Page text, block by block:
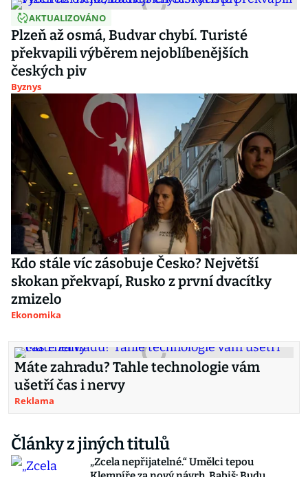
AKTUALIZOVÁNO
Plzeň až osmá, Budvar chybí. Turisté
překvapili výběrem nejoblíbenějších
českých piv
Byznys
Kdo stále víc zásobuje Česko? Největší
skokan překvapí, Rusko z první dvacítky
zmizelo
Ekonomika
Máte zahradu? Tahle technologie vám
ušetří čas i nervy
Reklama
Články z jiných titulů
„Zcela nepřijatelné.“ Umělci tepou